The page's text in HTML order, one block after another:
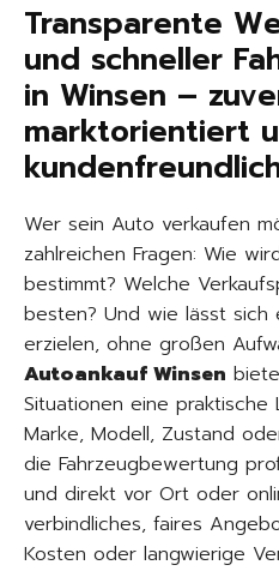
Transparente
und schneller
in Winsen –
marktorientiert
Wer sein Auto verkaufen
zahlreichen Fragen: Wie
bestimmt? Welche
besten? Und wie lässt
erzielen, ohne großen
Autoankauf Winsen
Situationen eine praktische
Marke, Modell, Zustand
die Fahrzeugbewertung
und direkt vor Ort oder
verbindliches, faires
Kosten oder langwierige